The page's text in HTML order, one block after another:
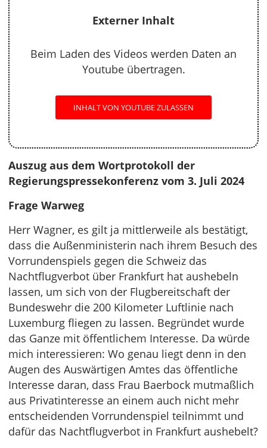
Externer Inhalt
Beim Laden des Videos werden Daten an
Youtube übertragen.
INHALT VON YOUTUBE ZULASSEN
Auszug aus dem Wortprotokoll der
Regierungspressekonferenz vom 3. Juli 2024
Frage Warweg
Herr Wagner, es gilt ja mittlerweile als bestätigt,
dass die Außenministerin nach ihrem Besuch des
Vorrundenspiels gegen die Schweiz das
Nachtflugverbot über Frankfurt hat aushebeln
lassen, um sich von der Flugbereitschaft der
Bundeswehr die 200 Kilometer Luftlinie nach
Luxemburg fliegen zu lassen. Begründet wurde
das Ganze mit öffentlichem Interesse. Da würde
mich interessieren: Wo genau liegt denn in den
Augen des Auswärtigen Amtes das öffentliche
Interesse daran, dass Frau Baerbock mutmaßlich
aus Privatinteresse an einem auch nicht mehr
entscheidenden Vorrundenspiel teilnimmt und
dafür das Nachtflugverbot in Frankfurt aushebelt?